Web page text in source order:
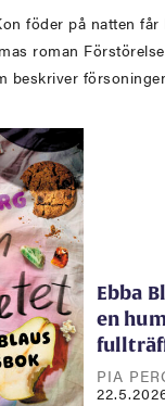
föder på natten
roman
beskriver
Ebba
en
PIA